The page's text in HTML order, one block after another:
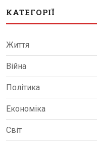
КАТЕГОРІЇ
Життя
Війна
Політика
Економіка
Світ